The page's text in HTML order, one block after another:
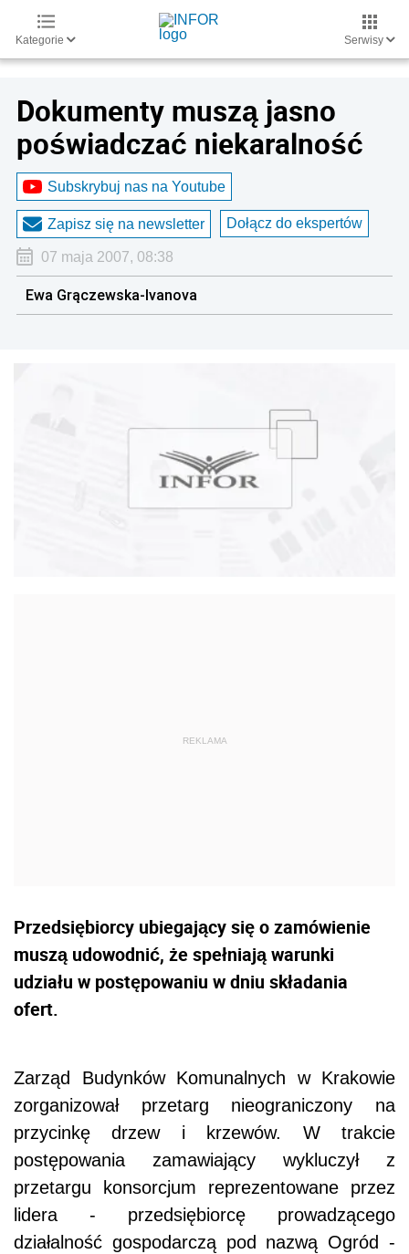
Kategorie Serwisy
Dokumenty muszą jasno
poświadczać niekaralność
Subskrybuj nas na Youtube
Zapisz się na newsletter Dołącz do ekspertów
07 maja 2007, 08:38
Ewa Grączewska-Ivanova
Przedsiębiorcy ubiegający się o zamówienie
muszą udowodnić, że spełniają warunki
udziału w postępowaniu w dniu składania
ofert.
Zarząd Budynków Komunalnych w Krakowie
zorganizował przetarg nieograniczony na
przycinkę drzew i krzewów. W trakcie
postępowania zamawiający wykluczył z
przetargu konsorcjum reprezentowane przez
lidera - przedsiębiorcę prowadzącego
działalność gospodarczą pod nazwą Ogród -